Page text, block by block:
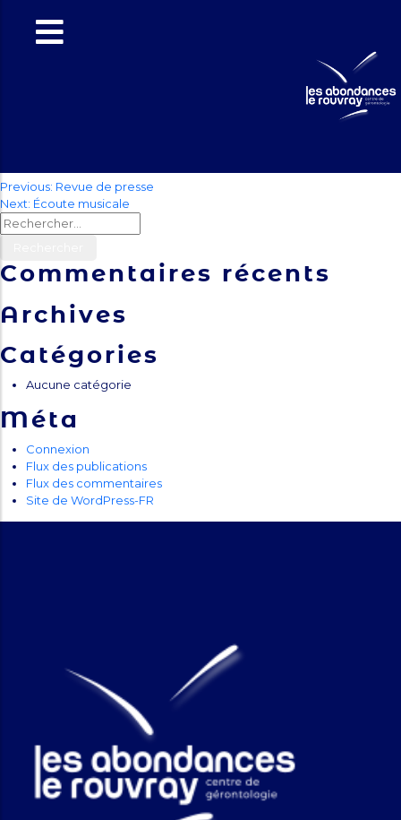
Visite des
bénévoles
Navigation
de
Previous: Revue de presse
Next: Écoute musicale
Rechercher :
Commentaires récents
Archives
Catégories
Aucune catégorie
Méta
Connexion
Flux des publications
Flux des commentaires
Site de WordPress-FR